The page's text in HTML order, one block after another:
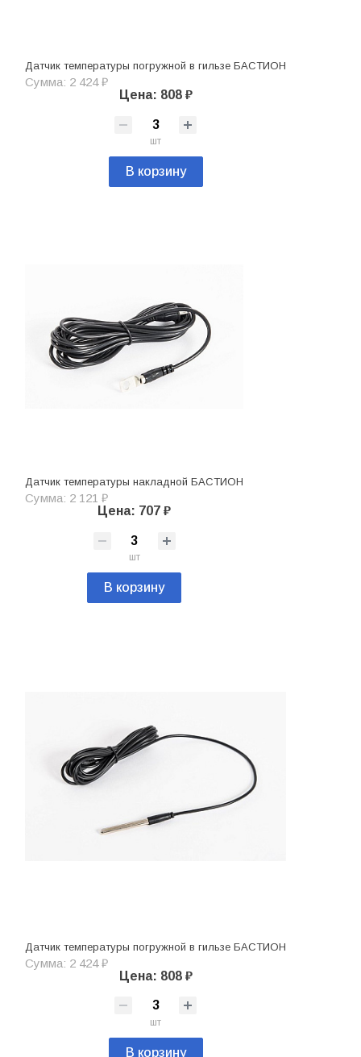
Датчик температуры погружной в гильзе БАСТИОН
Сумма: 2 424 ₽
Цена: 808 ₽
шт
В корзину
Датчик температуры накладной БАСТИОН
Сумма: 2 121 ₽
Цена: 707 ₽
шт
В корзину
Датчик температуры погружной в гильзе БАСТИОН
Сумма: 2 424 ₽
Цена: 808 ₽
шт
В корзину